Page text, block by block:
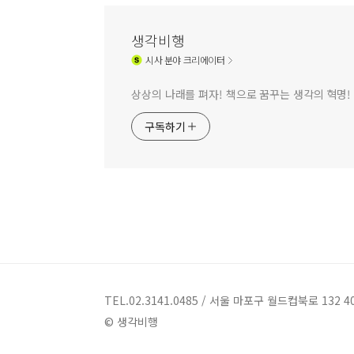
생각비행
시사분야 크리에이터
상상의 나래를 펴자! 책으로 꿈꾸는 생각의 혁명!
구독하기
TEL.02.3141.0485 / 서울 마포구 월드컵북로 132
© 생각비행